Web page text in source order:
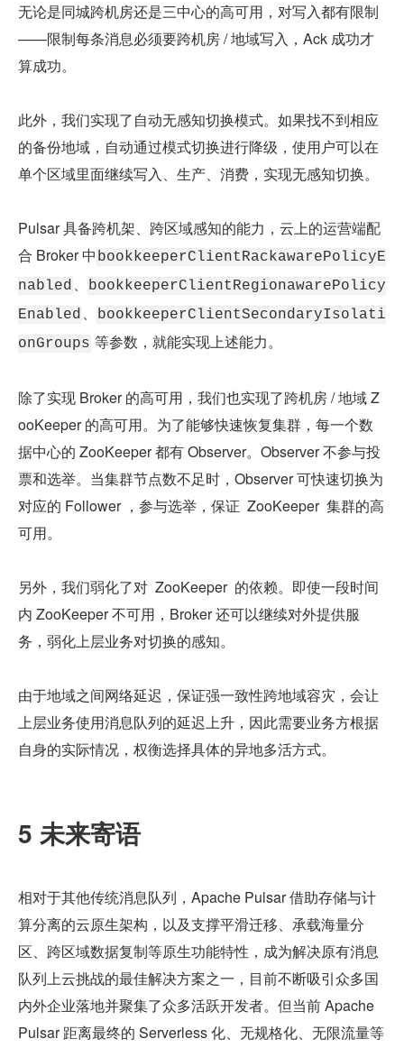
无论是同城跨机房还是三中心的高可用，对写入都有限制
——限制每条消息必须要跨机房 / 地域写入，Ack 成功才
算成功。
此外，我们实现了自动无感知切换模式。如果找不到相应
的备份地域，自动通过模式切换进行降级，使用户可以在
单个区域里面继续写入、生产、消费，实现无感知切换。
Pulsar 具备跨机架、跨区域感知的能力，云上的运营端配
合 Broker 中 bookkeeperClientRackawarePolicyE
nabled 、
bookkeeperClientRegionawarePolicy
Enabled 、
bookkeeperClientSecondaryIsolati
onGroups 等参数，就能实现上述能力。
除了实现 Broker 的高可用，我们也实现了跨机房 / 地域 Z
ooKeeper 的高可用。为了能够快速恢复集群，每一个数
据中心的 ZooKeeper 都有 Observer。Observer 不参与投
票和选举。当集群节点数不足时，Observer 可快速切换为
对应的 Follower ，参与选举，保证  ZooKeeper  集群的高
可用。
另外，我们弱化了对  ZooKeeper  的依赖。即使一段时间
内 ZooKeeper 不可用，Broker 还可以继续对外提供服
务，弱化上层业务对切换的感知。
由于地域之间网络延迟，保证强一致性跨地域容灾，会让
上层业务使用消息队列的延迟上升，因此需要业务方根据
自身的实际情况，权衡选择具体的异地多活方式。
5 未来寄语
相对于其他传统消息队列，Apache Pulsar 借助存储与计
算分离的云原生架构，以及支撑平滑迁移、承载海量分
区、跨区域数据复制等原生功能特性，成为解决原有消息
队列上云挑战的最佳解决方案之一，目前不断吸引众多国
内外企业落地并聚集了众多活跃开发者。但当前 Apache
Pulsar 距离最终的 Serverless 化、无规格化、无限流量等